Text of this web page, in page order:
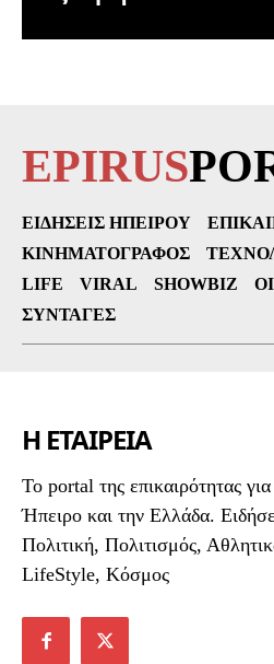
EPIRUS
ΕΙΔΉΣΕΙΣ ΗΠΕΊΡΟΥ
ΚΙΝΗΜΑΤΟΓΡΆΦΟΣ
LIFE
VIRAL SHOWBIZ
ΣΥΝΤΑΓΈΣ
Η ΕΤΑΙΡΕΙΑ
To portal της επικαιρότητας
Ήπειρο και την Ελλάδα.
Πολιτική, Πολιτισμός,
LifeStyle, Κόσμος